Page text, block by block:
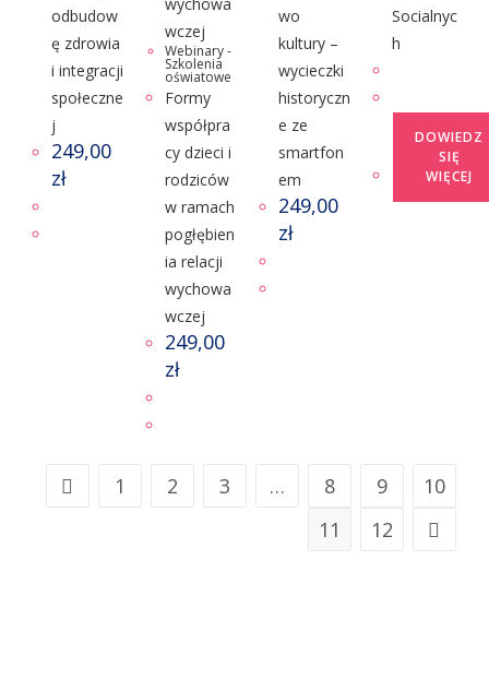
odbudow
ę zdrowia
i integracji
społeczne
j
249,00
zł
Webinary -
Szkolenia
oświatowe
Formy
współpra
cy dzieci i
rodziców
w ramach
pogłębien
ia relacji
wychowa
wczej
249,00
zł
wo
kultury –
wycieczki
historyczn
e ze
smartfon
em
249,00
zł
Socialnyc
h
DOWIEDZ
SIĘ
WIĘCEJ
1 2 3 … 8 9
10
11
12